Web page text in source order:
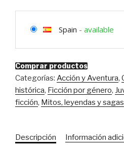
Spain - available
Comprar productos
Categorías: Acción y Aventura,
histórica, Ficción por género,
ficción, Mitos, leyendas y sagas
Descripción Información